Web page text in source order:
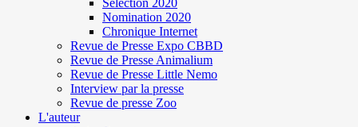
Nomination 2020
Chronique Internet
Revue de Presse Expo CBBD
Revue de Presse Animalium
Revue de Presse Little Nemo
Interview par la presse
Revue de presse Zoo
L'auteur